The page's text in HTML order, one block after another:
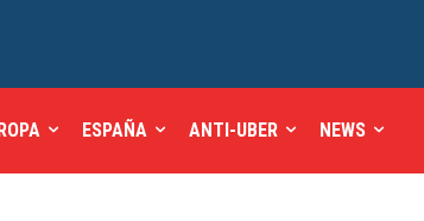
ESPAÑA ANTI-UBER NEWS